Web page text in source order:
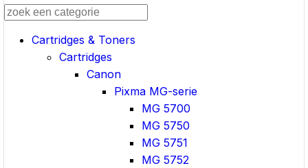
Cartridges & Toners
Cartridges
Canon
Pixma MG-serie
MG 5700
MG 5750
MG 5751
MG 5752